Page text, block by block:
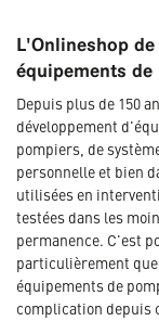
L'Onlineshop
équipements
Depuis plus de 150
développement
pompiers, de
personnelle et bien
utilisées en
testées dans les
permanence. C'est
particulièrement
équipements de
complication depuis